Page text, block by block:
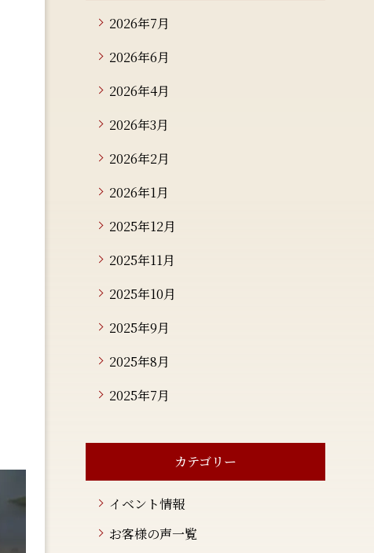
2026年7月
2026年6月
2026年4月
2026年3月
2026年2月
2026年1月
2025年12月
2025年11月
2025年10月
2025年9月
2025年8月
2025年7月
カテゴリー
イベント情報
お客様の声一覧